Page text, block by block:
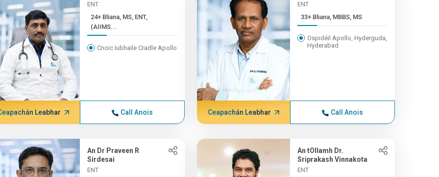
ENT
24+ Bliana, MS, ENT,
(AIIMS...
Cnoic Iubhaile Cradle Apollo
Leabhar Call Anois
ENT
33+ Bliana, MBBS, MS
Ospidéil Apollo, Hyderguda,
Hyderabad
Ceapachán Leabhar Call Anois
An Dr Praveen R
Sirdesai
ENT
An tOllamh Dr.
Sriprakash Vinnakota
ENT